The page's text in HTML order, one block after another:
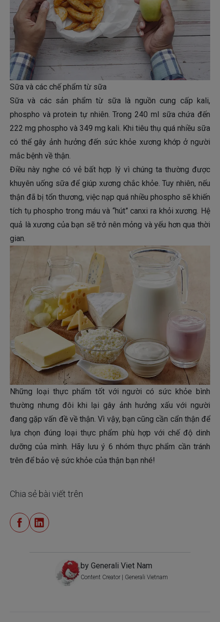
Sữa và các chế phẩm từ sữa
Sữa và các sản phẩm từ sữa là nguồn cung cấp kali,
phospho và protein tự nhiên. Trong 240 ml sữa chứa đến
222 mg phospho và 349 mg kali. Khi tiêu thụ quá nhiều sữa
có thể gây ảnh hưởng đến sức khỏe xương khớp ở người
mắc bệnh về thận.
Điều này nghe có vẻ bất hợp lý vì chúng ta thường được
khuyên uống sữa để giúp xương chắc khỏe. Tuy nhiên, nếu
thận đã bị tổn thương, việc nạp quá nhiều phospho sẽ khiến
tích tụ phospho trong máu và “hút” canxi ra khỏi xương. Hệ
quả là xương của bạn sẽ trở nên mỏng và yếu hơn qua thời
gian.
Những loại thực phẩm tốt với người có sức khỏe bình
thường nhưng đôi khi lại gây ảnh hưởng xấu với người
đang gặp vấn đề về thận. Vì vậy, bạn cũng cần cẩn thận để
lựa chọn đúng loại thực phẩm phù hợp với chế độ dinh
dưỡng của mình. Hãy lưu ý 6 nhóm thực phẩm cần tránh
trên để bảo vệ sức khỏe của thận bạn nhé!
Chia sẻ bài viết trên
by Generali Viet Nam
Content Creator | Generali Vietnam